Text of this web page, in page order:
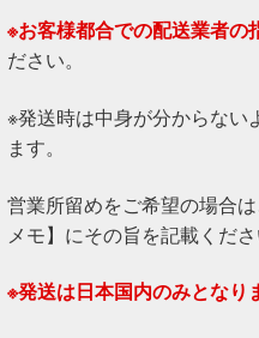
※お客様都合での配送業者の
ださい。
※発送時は中身が分からない
ます。
営業所留めをご希望の場合
メモ】にその旨を記載くださ
※発送は日本国内のみとなり